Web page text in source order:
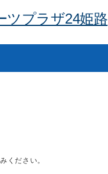
ツプラザ24姫路
ください。